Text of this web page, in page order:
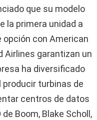
que su modelo
la primera unidad a
con American
Airlines garantizan un
ha diversificado
turbinas de
centros de datos
Boom, Blake Scholl,